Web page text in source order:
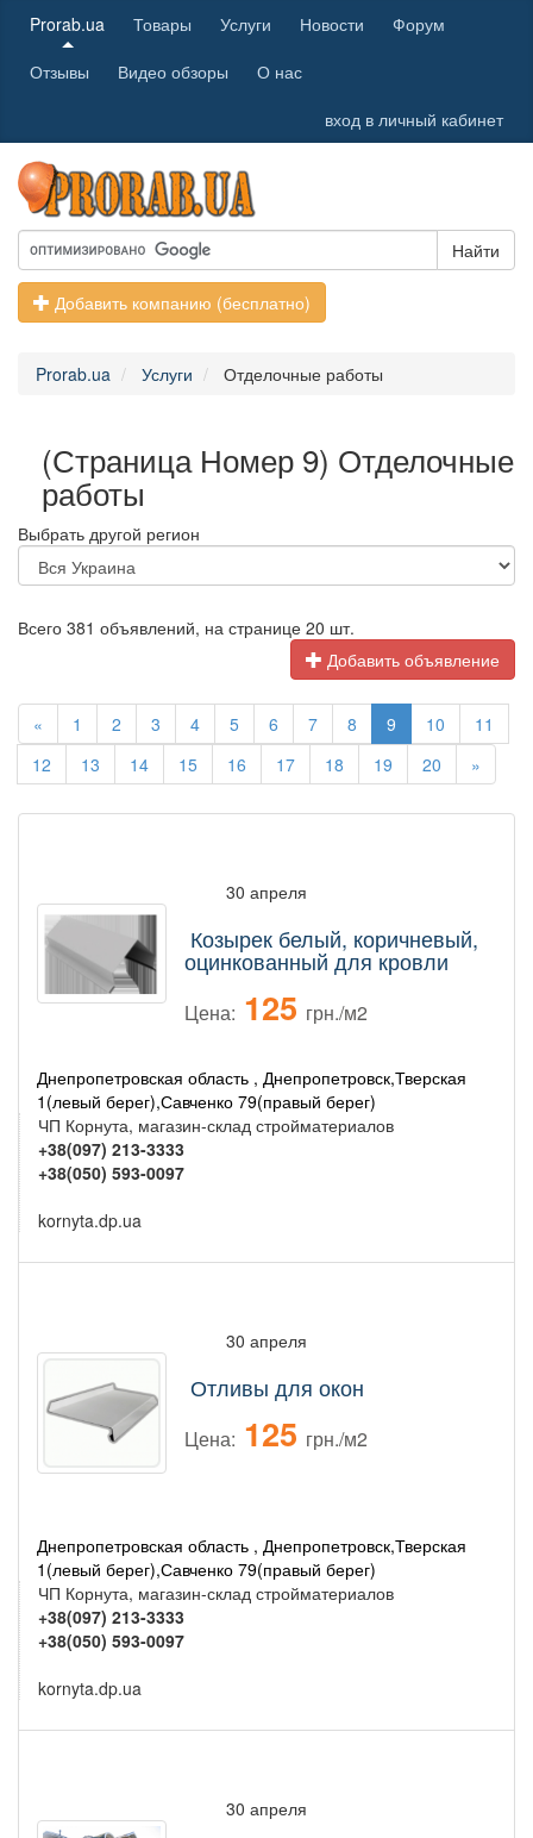
Prorab.ua Товары Услуги Новости
Форум
Отзывы
Видео обзоры
О нас
вход в личный кабинет
Найти
Добавить компанию (бесплатно)
Prorab.ua Услуги Отделочные работы
(Страница Номер 9) Отделочные
работы
Выбрать другой регион
Всего 381 объявлений, на странице 20 шт.
Добавить объявление
« 1 2 3 4 5 6 7 8 9 10
11
12
13 14 15 16 17 18 19 20 »
30 апреля
Козырек белый, коричневый,
оцинкованный для кровли
Цена: 125 грн./м2
Днепропетровская область , Днепропетровск,Тверская
1(левый берег),Савченко 79(правый берег)
ЧП Корнута, магазин-склад стройматериалов
+38(097) 213-3333
+38(050) 593-0097
kornyta.dp.ua
30 апреля
Отливы для окон
Цена: 125 грн./м2
Днепропетровская область , Днепропетровск,Тверская
1(левый берег),Савченко 79(правый берег)
ЧП Корнута, магазин-склад стройматериалов
+38(097) 213-3333
+38(050) 593-0097
kornyta.dp.ua
30 апреля